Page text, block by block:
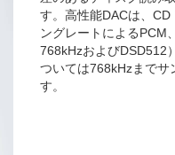
す。高性能DACは、
ングレートによるPCM
768kHzおよびDSD512
ついては768kHzまでサ
す。